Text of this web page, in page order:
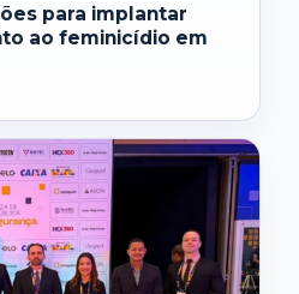
para implantar
ao feminicídio em